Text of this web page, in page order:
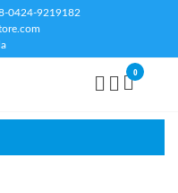
0424-9219182
0